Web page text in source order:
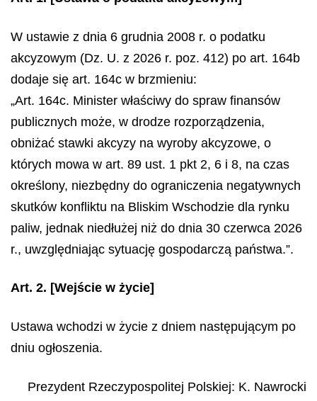
W ustawie z dnia 6 grudnia 2008 r. o podatku
akcyzowym (Dz. U. z 2026 r. poz. 412) po art. 164b
dodaje się art. 164c w brzmieniu:
„Art. 164c. Minister właściwy do spraw finansów
publicznych może, w drodze rozporządzenia,
obniżać stawki akcyzy na wyroby akcyzowe, o
których mowa w art. 89 ust. 1 pkt 2, 6 i 8, na czas
określony, niezbędny do ograniczenia negatywnych
skutków konfliktu na Bliskim Wschodzie dla rynku
paliw, jednak niedłużej niż do dnia 30 czerwca 2026
r., uwzględniając sytuację gospodarczą państwa.”.
Art. 2. [Wejście w życie]
Ustawa wchodzi w życie z dniem następującym po
dniu ogłoszenia.
Prezydent Rzeczypospolitej Polskiej: K. Nawrocki